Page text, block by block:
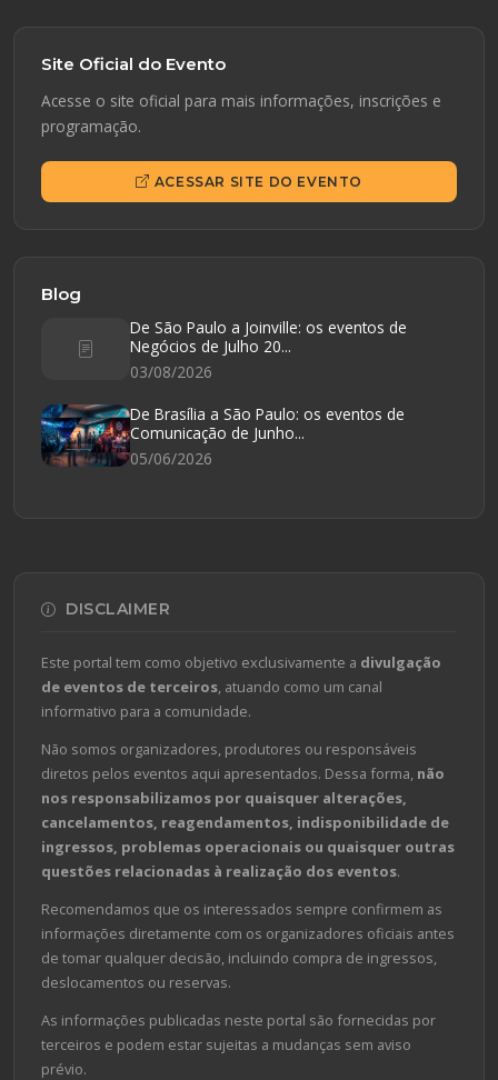
Site Oficial do Evento
Acesse o site oficial para mais informações, inscrições e
programação.
ACESSAR SITE DO EVENTO
Blog
De São Paulo a Joinville: os eventos de
Negócios de Julho 20...
03/08/2026
De Brasília a São Paulo: os eventos de
Comunicação de Junho...
05/06/2026
DISCLAIMER
Este portal tem como objetivo exclusivamente a divulgação
de eventos de terceiros, atuando como um canal
informativo para a comunidade.
Não somos organizadores, produtores ou responsáveis
diretos pelos eventos aqui apresentados. Dessa forma, não
nos responsabilizamos por quaisquer alterações,
cancelamentos, reagendamentos, indisponibilidade de
ingressos, problemas operacionais ou quaisquer outras
questões relacionadas à realização dos eventos.
Recomendamos que os interessados sempre confirmem as
informações diretamente com os organizadores oficiais antes
de tomar qualquer decisão, incluindo compra de ingressos,
deslocamentos ou reservas.
As informações publicadas neste portal são fornecidas por
terceiros e podem estar sujeitas a mudanças sem aviso
prévio.